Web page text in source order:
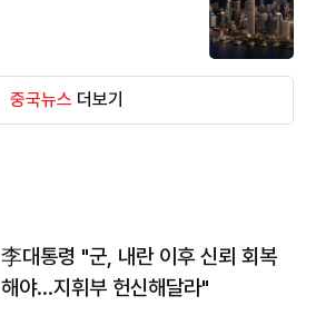
중국뉴스 더보기
李대통령 "군, 내란 이후 신뢰 회복
해야…지휘부 헌신해달라"